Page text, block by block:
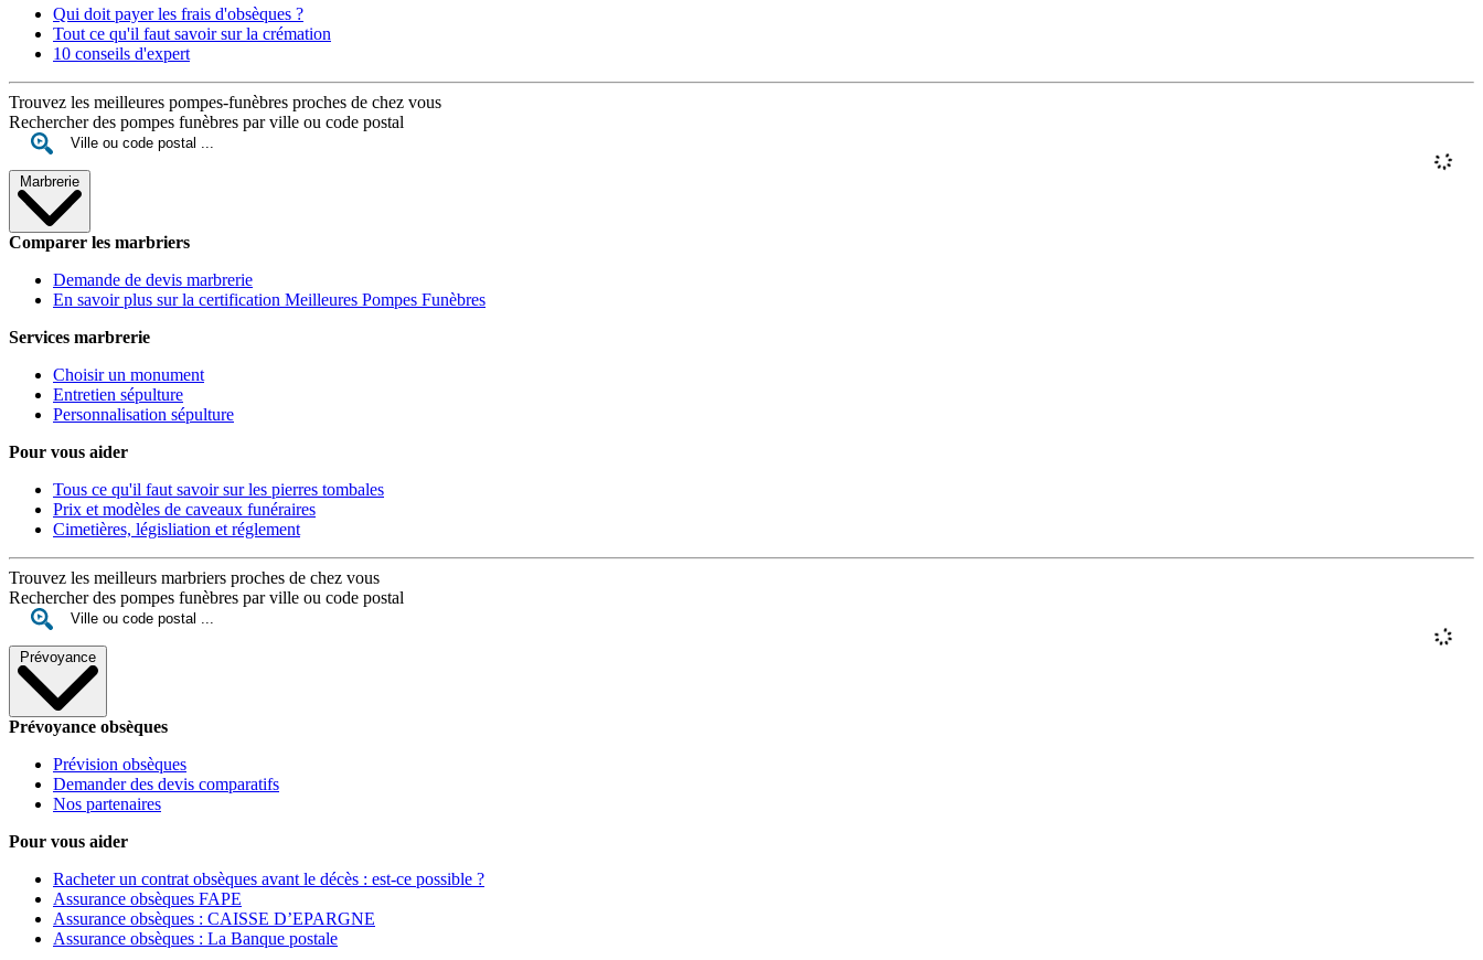
Qui doit payer les frais d'obsèques ?
Tout ce qu'il faut savoir sur la crémation
10 conseils d'expert
Trouvez les meilleures pompes-funèbres proches de chez vous
Rechercher des pompes funèbres par ville ou code postal
Marbrerie
Comparer les marbriers
Demande de devis marbrerie
En savoir plus sur la certification Meilleures Pompes Funèbres
Services marbrerie
Choisir un monument
Entretien sépulture
Personnalisation sépulture
Pour vous aider
Tous ce qu'il faut savoir sur les pierres tombales
Prix et modèles de caveaux funéraires
Cimetières, législiation et réglement
Trouvez les meilleurs marbriers proches de chez vous
Rechercher des pompes funèbres par ville ou code postal
Prévoyance
Prévoyance obsèques
Prévision obsèques
Demander des devis comparatifs
Nos partenaires
Pour vous aider
Racheter un contrat obsèques avant le décès : est-ce possible ?
Assurance obsèques FAPE
Assurance obsèques : CAISSE D’EPARGNE
Assurance obsèques : La Banque postale